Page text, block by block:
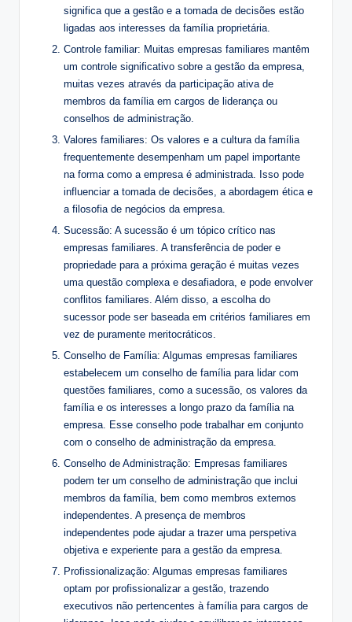
significa que a gestão e a tomada de decisões estão
ligadas aos interesses da família proprietária.
Controle familiar: Muitas empresas familiares mantêm
um controle significativo sobre a gestão da empresa,
muitas vezes através da participação ativa de
membros da família em cargos de liderança ou
conselhos de administração.
Valores familiares: Os valores e a cultura da família
frequentemente desempenham um papel importante
na forma como a empresa é administrada. Isso pode
influenciar a tomada de decisões, a abordagem ética e
a filosofia de negócios da empresa.
Sucessão: A sucessão é um tópico crítico nas
empresas familiares. A transferência de poder e
propriedade para a próxima geração é muitas vezes
uma questão complexa e desafiadora, e pode envolver
conflitos familiares. Além disso, a escolha do
sucessor pode ser baseada em critérios familiares em
vez de puramente meritocráticos.
Conselho de Família: Algumas empresas familiares
estabelecem um conselho de família para lidar com
questões familiares, como a sucessão, os valores da
família e os interesses a longo prazo da família na
empresa. Esse conselho pode trabalhar em conjunto
com o conselho de administração da empresa.
Conselho de Administração: Empresas familiares
podem ter um conselho de administração que inclui
membros da família, bem como membros externos
independentes. A presença de membros
independentes pode ajudar a trazer uma perspetiva
objetiva e experiente para a gestão da empresa.
Profissionalização: Algumas empresas familiares
optam por profissionalizar a gestão, trazendo
executivos não pertencentes à família para cargos de